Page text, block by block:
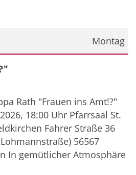
Montag
Rath "Frauen ins Amt!?"
18:00 Uhr Pfarrsaal St.
Fahrer Straße 36
56567
In gemütlicher Atmosphäre